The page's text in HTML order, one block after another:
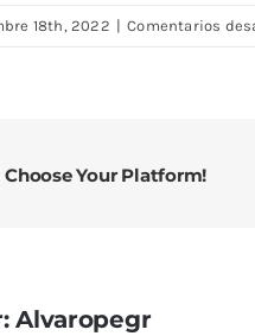
18th, 2022 | Comentarios
Choose Your Platform!
Alvaropegr